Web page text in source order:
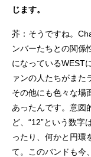
じます。
芥：そうですね。
ンバーたちとの関係
になっているWEST
ァンの人たちがまた
その他にも色々な場
あったんです。意図
ど、“12”という数
ったり、何かと円環
て。このバンドも今